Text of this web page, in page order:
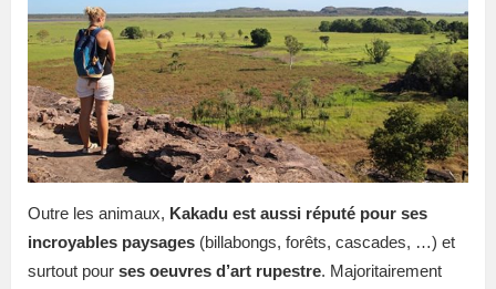
Outre les animaux, Kakadu est aussi réputé pour ses
incroyables paysages (billabongs, forêts, cascades, …) et
surtout pour ses oeuvres d’art rupestre. Majoritairement